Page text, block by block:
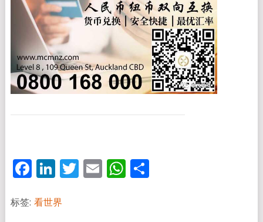
Facebook
LinkedIn
Twitter
EmailWhatsApp
分
标签: 看世界